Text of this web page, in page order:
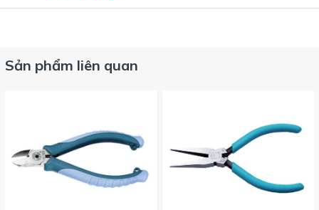
hệ Hotline 0912629188.
Hân hạnh được phục vụ Quý Khách !
Sản phẩm liên quan